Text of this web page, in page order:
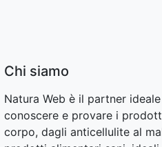
Chi siamo
Natura Web è il partner
conoscere e provare i
corpo, dagli anticellulite al